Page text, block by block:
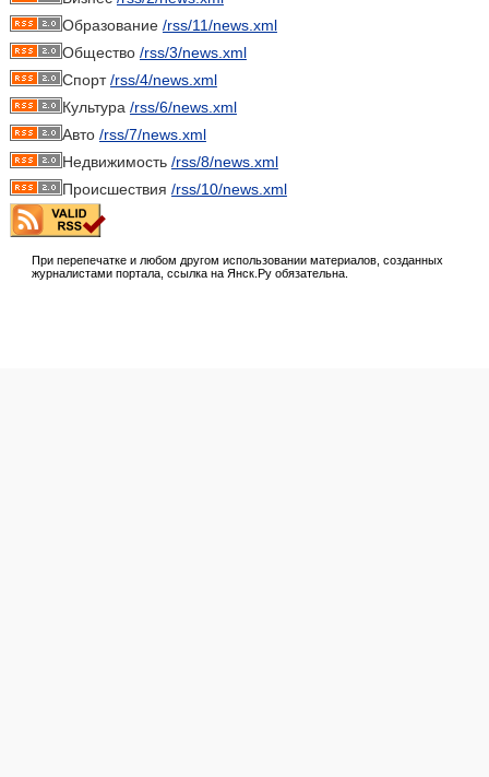
Образование /rss/11/news.xml
Общество /rss/3/news.xml
Спорт/rss/4/news.xml
Культура /rss/6/news.xml
Авто /rss/7/news.xml
Недвижимость /rss/8/news.xml
Происшествия /rss/10/news.xml
При перепечатке и любом другом использовании материалов, созданных
журналистами портала, ссылка на Янск.Ру обязательна.